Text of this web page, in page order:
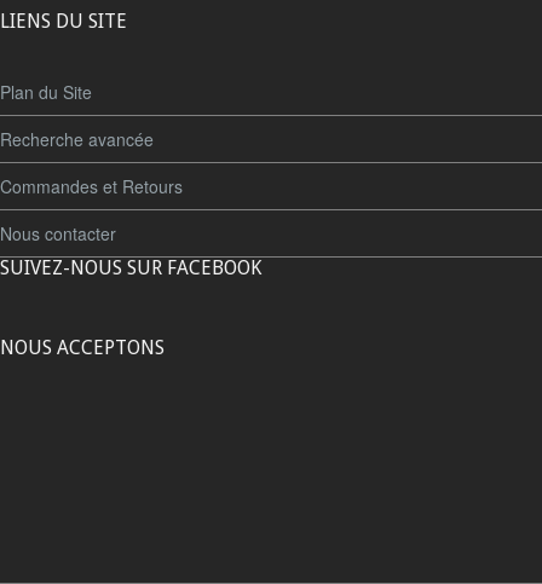
LIENS DU SITE
Plan du Site
Recherche avancée
Commandes et Retours
Nous contacter
SUIVEZ-NOUS SUR FACEBOOK
NOUS ACCEPTONS